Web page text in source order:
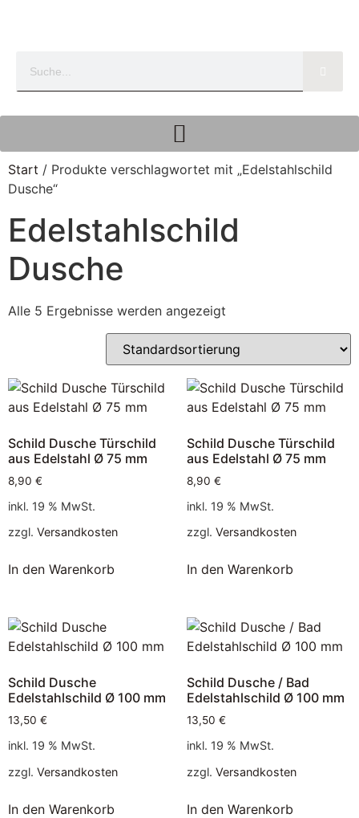
Start / Produkte verschlagwortet mit „Edelstahlschild
Dusche“
Edelstahlschild
Dusche
Alle 5 Ergebnisse werden angezeigt
Schild Dusche Türschild
aus Edelstahl Ø 75 mm
8,90 €
inkl. 19 % MwSt.
zzgl. Versandkosten
In den Warenkorb
Schild Dusche Türschild
aus Edelstahl Ø 75 mm
8,90 €
inkl. 19 % MwSt.
zzgl. Versandkosten
In den Warenkorb
Schild Dusche
Edelstahlschild Ø 100 mm
13,50 €
inkl. 19 % MwSt.
zzgl. Versandkosten
In den Warenkorb
Schild Dusche / Bad
Edelstahlschild Ø 100 mm
13,50 €
inkl. 19 % MwSt.
zzgl. Versandkosten
In den Warenkorb